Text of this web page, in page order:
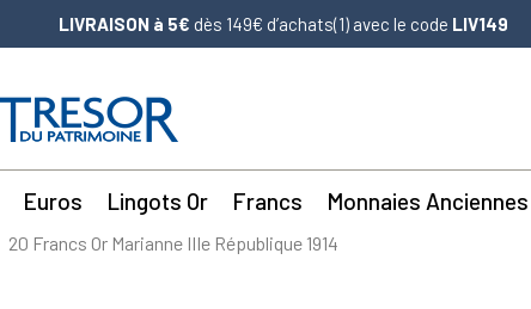
LIVRAISON à 5€ dès 149€ d’achats(1) avec le code LIV149
Euros Lingots Or Francs Monnaies Anciennes
20 Francs Or Marianne IIIe République 1914